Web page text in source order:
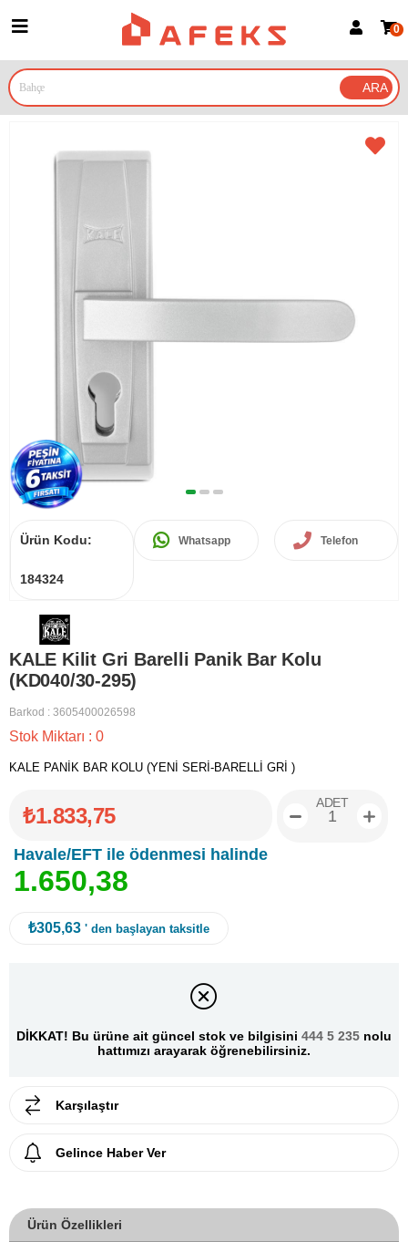
Google İle Bağlan
0
Ürün Kodu:
184324
Whatsapp Telefon
KALE Kilit Gri Barelli Panik Bar Kolu
(KD040/30-295)
Barkod : 3605400026598
Stok Miktarı : 0
KALE PANİK BAR KOLU (YENİ SERİ-BARELLİ GRİ )
₺1.833,75
Havale/EFT ile ödenmesi halinde
1.650,38
ADET
₺305,63 ' den başlayan taksitle
DİKKAT! Bu ürüne ait güncel stok ve bilgisini 444 5 235 nolu
hattımızı arayarak öğrenebilirsiniz.
Karşılaştır
Gelince Haber Ver
Ürün Özellikleri